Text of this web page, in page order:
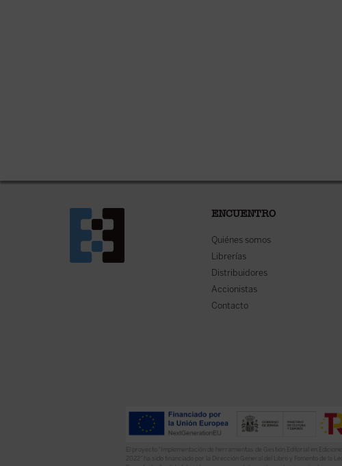
ENCUENTRO
Quiénes somos
Librerías
Distribuidores
Accionistas
Contacto
El proyecto “Implementación de herramientas de Gestión Editorial en
2022” ha sido financiado por la Dirección General del Libro y Fomento de la